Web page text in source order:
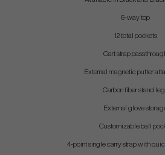
6-way top
12 total pockets
Cart strap
External magnetic putter
Carbon fiber stand
External glove
Customizable ball
4-point single carry strap with